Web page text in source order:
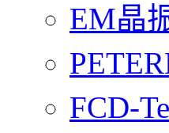
EM晶
FCD-